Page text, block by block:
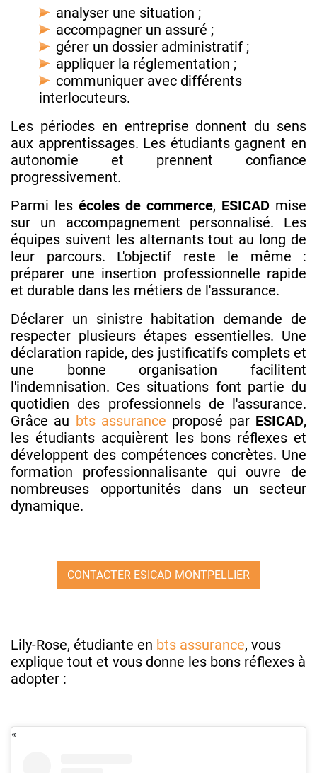
analyser une situation ;
accompagner un assuré ;
gérer un dossier administratif ;
appliquer la réglementation ;
communiquer avec différents
interlocuteurs.
Les périodes en entreprise donnent du sens
aux apprentissages. Les étudiants gagnent en
autonomie et prennent confiance
progressivement.
Parmi les écoles de commerce, ESICAD mise
sur un accompagnement personnalisé. Les
équipes suivent les alternants tout au long de
leur parcours. L'objectif reste le même :
préparer une insertion professionnelle rapide
et durable dans les métiers de l'assurance.
Déclarer un sinistre habitation demande de
respecter plusieurs étapes essentielles. Une
déclaration rapide, des justificatifs complets et
une bonne organisation facilitent
l'indemnisation. Ces situations font partie du
quotidien des professionnels de l'assurance.
Grâce au bts assurance proposé par ESICAD,
les étudiants acquièrent les bons réflexes et
développent des compétences concrètes. Une
formation professionnalisante qui ouvre de
nombreuses opportunités dans un secteur
dynamique.
CONTACTER ESICAD MONTPELLIER
Lily-Rose, étudiante en bts assurance, vous
explique tout et vous donne les bons réflexes à
adopter :